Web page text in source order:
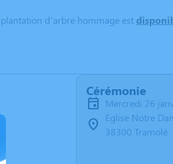
d’arbre hommage est
Cérémonie
mercredi 26
Eglise Notre
38300 Tramolé